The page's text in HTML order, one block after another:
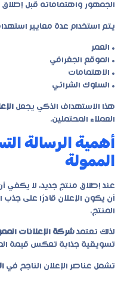
الجمهور واهتماماته قبل إطلاق
يتم استخدام عدة معايير
• العمر
• الموقع الجغرافي
• الاهتمامات
• السلوك الشرائي
هذا الاستهداف الذكي يجعل
العملاء المحتملين.
أهمية الرسالة
الممولة
عند إطلاق منتج جديد، لا يكفي
أن يكون الإعلان قادرًا على جذب
المنتج.
لذلك تعتمد شركة الإعلانات
تسويقية جذابة تعكس قيمة
تشمل عناصر الإعلان الناجح في